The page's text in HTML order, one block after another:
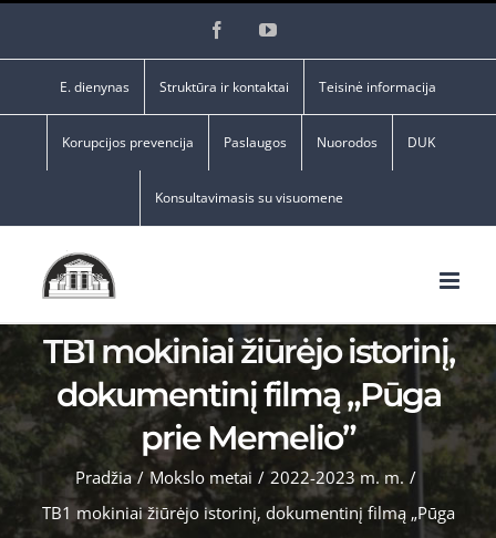
FacebookYouTube
E. dienynas Struktūra ir kontaktai Teisinė informacija
Korupcijos prevencija Paslaugos Nuorodos DUK
Konsultavimasis su visuomene
TB1 mokiniai žiūrėjo istorinį,
dokumentinį filmą „Pūga
prie Memelio”
Pradžia / Mokslo metai / 2022-2023 m. m. /
TB1 mokiniai žiūrėjo istorinį, dokumentinį filmą „Pūga